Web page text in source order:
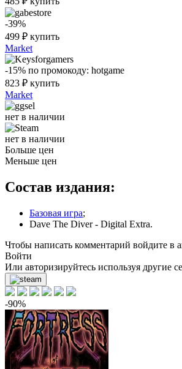
-39%
499 ₽ купить
Market
-15% по промокоду: hotgame
823 ₽ купить
Market
нет в наличии
нет в наличии
Больше цен
Меньше цен
Состав издания:
Базовая игра;
Dave The Diver - Digital Extra.
Чтобы написать комментарий войдите в
Войти
Или авторизируйтесь используя другие
-90%